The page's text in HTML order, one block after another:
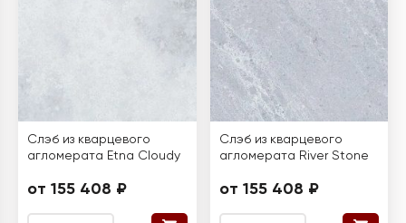
Слэб из кварцевого
агломерата Etna Cloudy
от 155 408 ₽
Слэб из кварцевого
агломерата River Stone
от 155 408 ₽